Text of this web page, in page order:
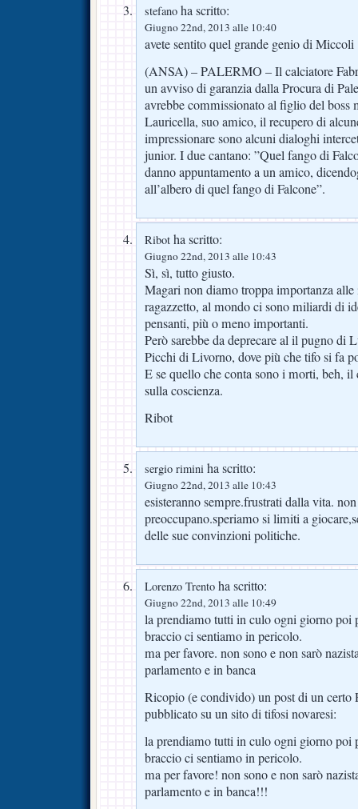
stefano ha scritto:
Giugno 22nd, 2013 alle 10:40
avete sentito quel grande genio di Miccoli
(ANSA) – PALERMO – Il calciatore
un avviso di garanzia dalla Procura di
avrebbe commissionato al figlio del boss
Lauricella, suo amico, il recupero di
impressionare sono alcuni dialoghi
junior. I due cantano: ”Quel fango di
danno appuntamento a un amico,
all’albero di quel fango di Falcone”.
Ribot ha scritto:
Giugno 22nd, 2013 alle 10:43
Sì, sì, tutto giusto.
Magari non diamo troppa importanza
ragazzetto, al mondo ci sono miliardi di
pensanti, più o meno importanti.
Però sarebbe da deprecare al il pugno di
Picchi di Livorno, dove più che tifo si fa
E se quello che conta sono i morti, beh,
sulla coscienza.
Ribot
sergio rimini ha scritto:
Giugno 22nd, 2013 alle 10:43
esisteranno sempre.frustrati dalla vita.
preoccupano.speriamo si limiti a
delle sue convinzioni politiche.
Lorenzo Trento ha scritto:
Giugno 22nd, 2013 alle 10:49
la prendiamo tutti in culo ogni giorno poi
braccio ci sentiamo in pericolo.
ma per favore. non sono e non sarò
parlamento e in banca
Ricopio (e condivido) un post di un certo
pubblicato su un sito di tifosi novaresi:
la prendiamo tutti in culo ogni giorno poi
braccio ci sentiamo in pericolo.
ma per favore! non sono e non sarò
parlamento e in banca!!!